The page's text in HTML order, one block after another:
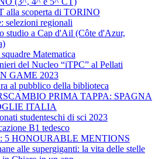
alla scoperta di TORINO
selezioni regionali
studio a Cap d'Ail (Côte d'Azur,
Matematica
del Nucleo “iTPC” al Pellati
GAME 2023
al pubblico della biblioteca
PRIMA TAPPA: SPAGNA
ITALIA
studenteschi di sci 2023
B1 tedesco
5 HONOURABLE MENTIONS
alle supergiganti: la vita delle stelle